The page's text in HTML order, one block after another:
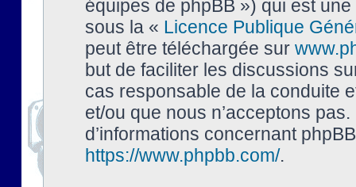
équipes de phpBB ») qui est
sous la « Licence Publique
peut être téléchargée sur
but de faciliter les discussions
cas responsable de la conduite
et/ou que nous n’acceptons
d’informations concernant
https://www.phpbb.com/.